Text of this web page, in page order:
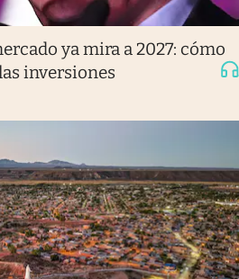
ya mira a 2027: cómo
inversiones